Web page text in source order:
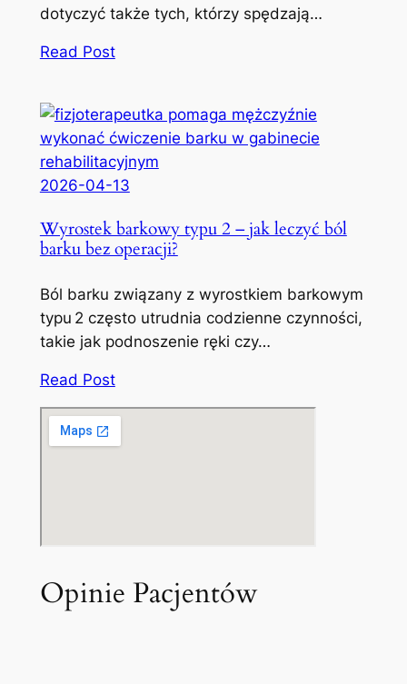
dotyczyć także tych, którzy spędzają…
Read Post
2026-04-13
Wyrostek barkowy typu 2 – jak leczyć ból
barku bez operacji?
Ból barku związany z wyrostkiem barkowym
typu 2 często utrudnia codzienne czynności,
takie jak podnoszenie ręki czy…
Read Post
Opinie Pacjentów